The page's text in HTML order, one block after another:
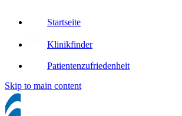
Startseite
Klinikfinder
Patientenzufriedenheit
Skip to main content